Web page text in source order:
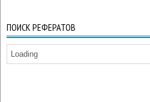
ПОИСК РЕФЕРАТОВ
Loading